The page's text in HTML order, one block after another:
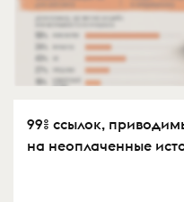
99% ссылок,
на неоплаченные